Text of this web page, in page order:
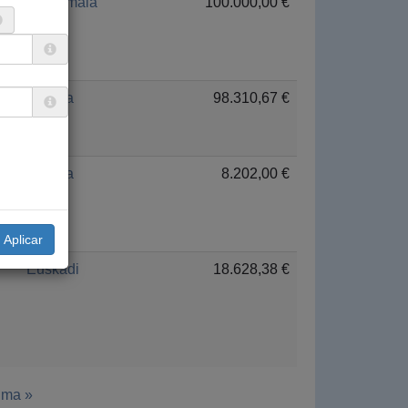
Guinea 98.310,67 €
Guinea 8.202,00 €
Euskadi 18.628,38 €
»